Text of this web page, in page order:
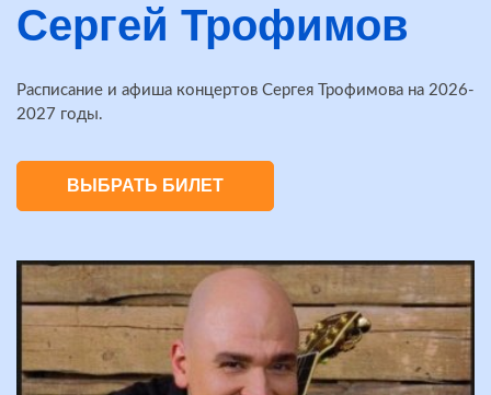
Сергей Трофимов
Расписание и афиша концертов Сергея Трофимова на 2026-
2027 годы.
ВЫБРАТЬ БИЛЕТ